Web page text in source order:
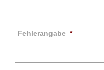
Fehlerangabe *